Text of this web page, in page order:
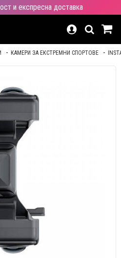
и експресна доставка
КАМЕРИ ЗА ЕКСТРЕМНИ СПОРТОВЕ